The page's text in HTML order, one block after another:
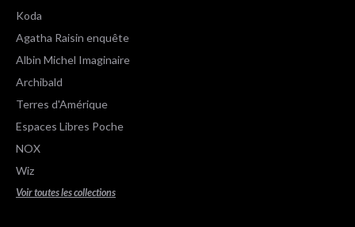
Koda
Agatha Raisin enquête
Albin Michel Imaginaire
Archibald
Terres d'Amérique
Espaces Libres Poche
NOX
Wiz
Voir toutes les collections